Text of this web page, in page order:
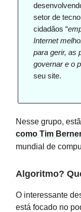
setor de
cidadãos “
Internet
para gerir, as
governar e o
seu site.
Nesse grupo,
como Tim
mundial de
Algoritmo?
O interessante
está focado no